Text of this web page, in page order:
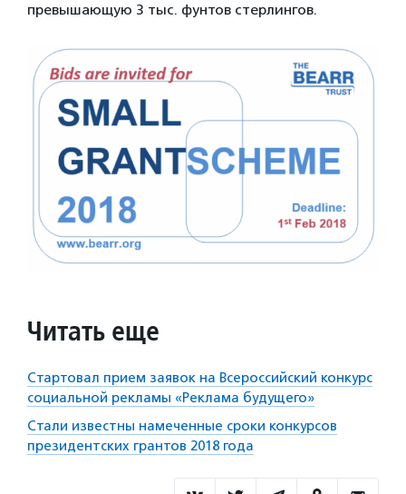
превышающую 3 тыс. фунтов стерлингов.
Читать еще
Стартовал прием заявок на Всероссийский конкурс
социальной рекламы «Реклама будущего»
Стали известны намеченные сроки конкурсов
президентских грантов 2018 года